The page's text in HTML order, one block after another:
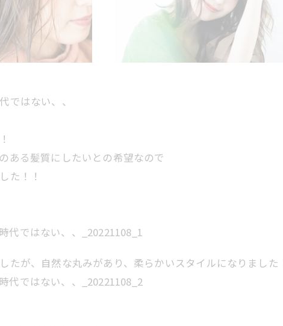
ではない、、
ある髪質にしたいとの希望なので
た！！
たが、自然な丸みがあり、柔らかいスタイルになりました